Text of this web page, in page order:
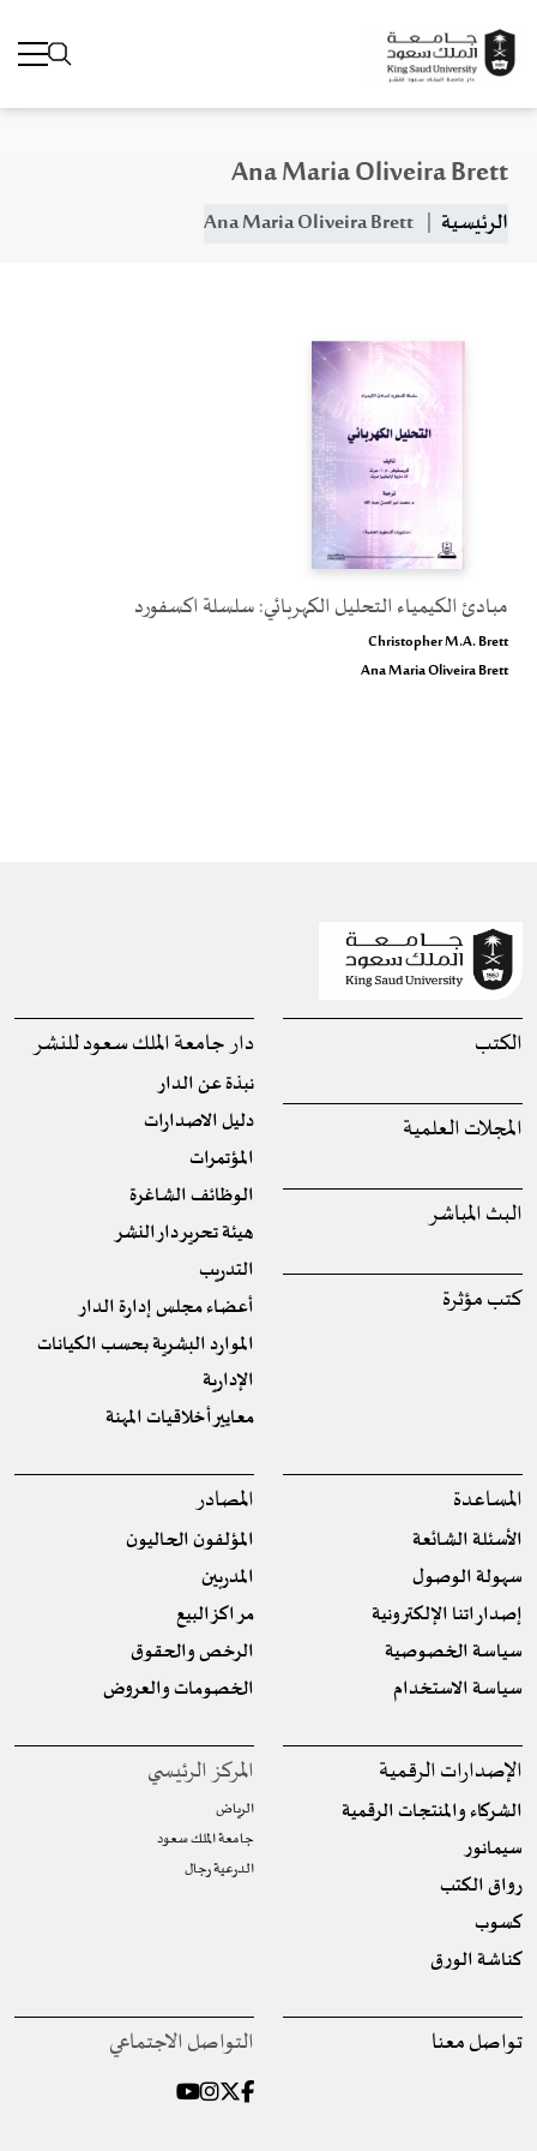
تجاوز إلى المحتوى الرئيسي
Ana Maria Oliveira Brett
مسار التنقل
الرئيسية
مبادئ الكيمياء التحليل الكهربائي: سلسلة اكسفورد
Christopher M.A. Brett
Ana Maria Oliveira Brett
الكتب
المجلات العلمية
البث المباشر
كتب مؤثرة
دار جامعة الملك سعود للنشر
نبذة عن الدار
دليل الاصدارات
المؤتمرات
الوظائف الشاغرة
هيئة تحرير دار النشر
التدريب
أعضاء مجلس إدارة الدار
الموارد البشرية بحسب الكيانات
الإدارية
معايير أخلاقيات المهنة
المساعدة
الأسئلة الشائعة
سهولة الوصول
إصداراتنا الإلكترونية
سياسة الخصوصية
سياسة الاستخدام
المصادر
المؤلفون الحاليون
المدربين
مراكز البيع
الرخص والحقوق
الخصومات والعروض
الإصدارات الرقمية
الشركاء والمنتجات الرقمية
سيمانور
رواق الكتب
كسوب
كناشة الورق
المركز الرئيسي
الرياض
جامعة الملك سعود
الدرعية رجال
تواصل معنا التواصل الاجتماعي